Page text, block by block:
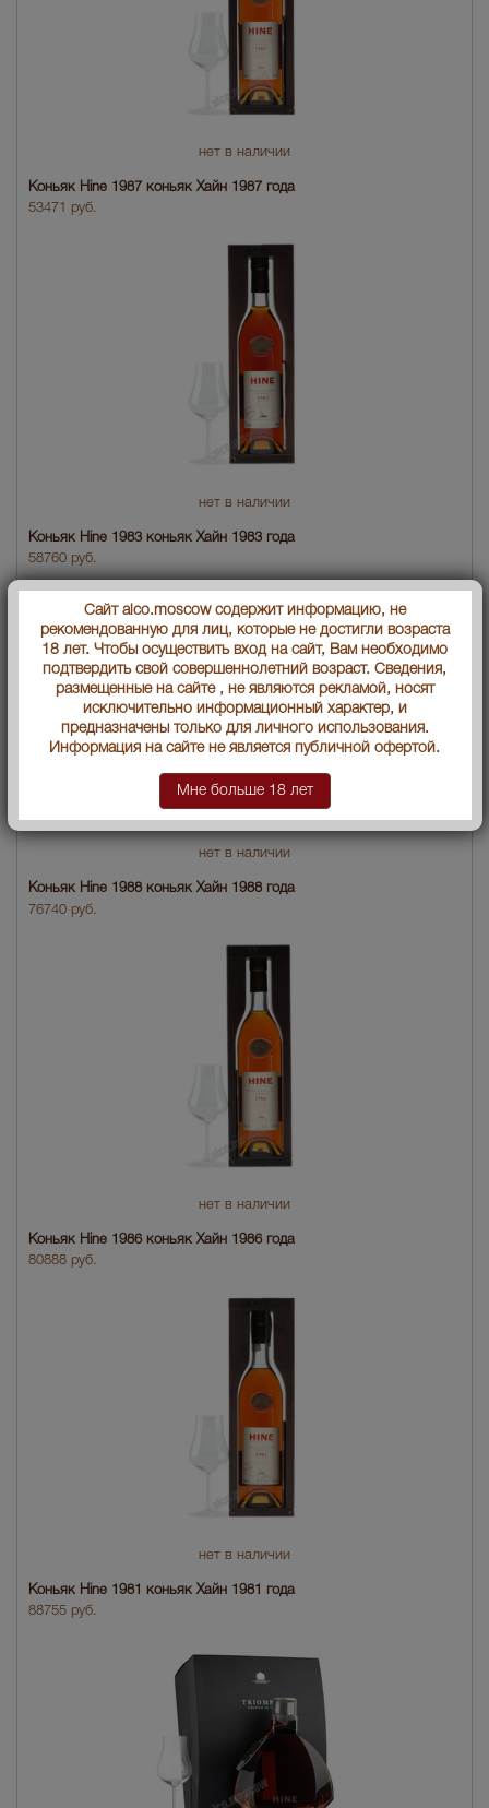
нет в наличии
Коньяк Hine 1987 коньяк Хайн 1987 года
53471 руб.
нет в наличии
Коньяк Hine 1983 коньяк Хайн 1983 года
58760 руб.
нет в наличии
Коньяк Hine 1988 коньяк Хайн 1988 года
76740 руб.
нет в наличии
Коньяк Hine 1986 коньяк Хайн 1986 года
80888 руб.
нет в наличии
Коньяк Hine 1981 коньяк Хайн 1981 года
88755 руб.
Сайт alco.moscow содержит информацию, не
рекомендованную для лиц, которые не достигли возраста
18 лет. Чтобы осуществить вход на сайт, Вам необходимо
подтвердить свой совершеннолетний возраст. Сведения,
размещенные на сайте , не являются рекламой, носят
исключительно информационный характер, и
предназначены только для личного использования.
Информация на сайте не является публичной офертой.
Мне больше 18 лет